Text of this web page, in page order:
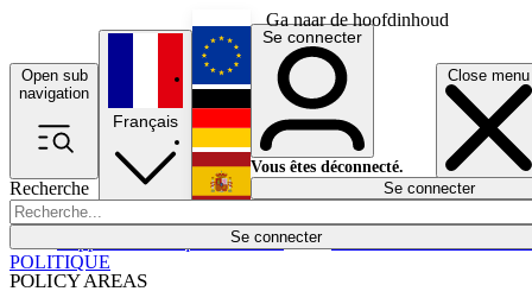
Ga naar de hoofdinhoud
Open sub
navigation
Close menu
Recherche
Se connecter
POLICY AREAS
Économie
Français
English
Deutsch
Español
Se connecter
Vous êtes déconnecté.
Se connecter
POLITIQUE